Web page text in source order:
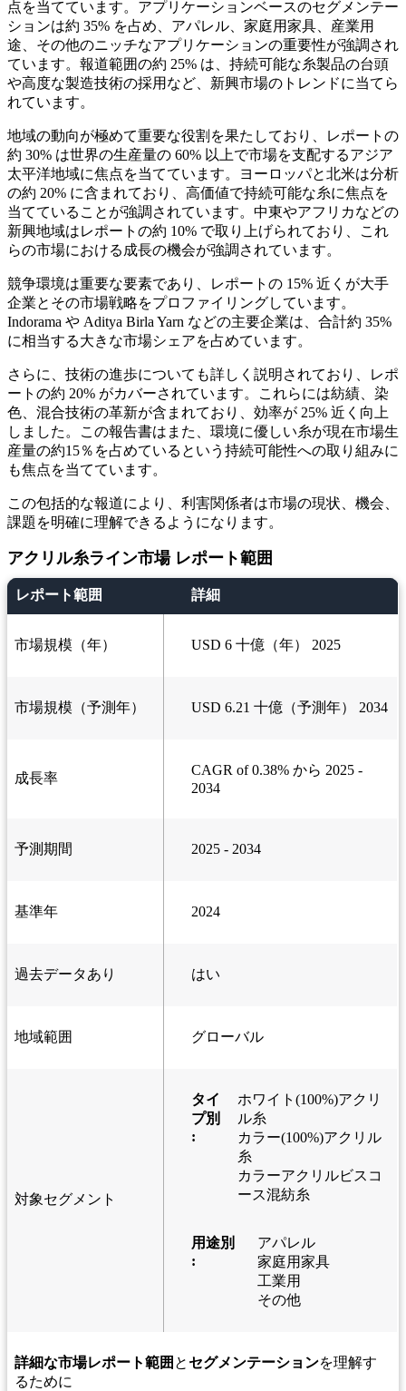
点を当てています。アプリケーションベースのセグメンテー
ションは約 35% を占め、アパレル、家庭用家具、産業用
途、その他のニッチなアプリケーションの重要性が強調され
ています。報道範囲の約 25% は、持続可能な糸製品の台頭
や高度な製造技術の採用など、新興市場のトレンドに当てら
れています。
地域の動向が極めて重要な役割を果たしており、レポートの
約 30% は世界の生産量の 60% 以上で市場を支配するアジア
太平洋地域に焦点を当てています。ヨーロッパと北米は分析
の約 20% に含まれており、高価値で持続可能な糸に焦点を
当てていることが強調されています。中東やアフリカなどの
新興地域はレポートの約 10% で取り上げられており、これ
らの市場における成長の機会が強調されています。
競争環境は重要な要素であり、レポートの 15% 近くが大手
企業とその市場戦略をプロファイリングしています。
Indorama や Aditya Birla Yarn などの主要企業は、合計約 35%
に相当する大きな市場シェアを占めています。
さらに、技術の進歩についても詳しく説明されており、レポ
ートの約 20% がカバーされています。これらには紡績、染
色、混合技術の革新が含まれており、効率が 25% 近く向上
しました。この報告書はまた、環境に優しい糸が現在市場生
産量の約15％を占めているという持続可能性への取り組みに
も焦点を当てています。
この包括的な報道により、利害関係者は市場の現状、機会、
課題を明確に理解できるようになります。
アクリル糸ライン市場 レポート範囲
レポート範囲 詳細
市場規模（年） USD 6 十億（年） 2025
市場規模（予測年） USD 6.21 十億（予測年） 2034
成長率
CAGR of 0.38% から 2025 -
2034
予測期間 2025 - 2034
基準年 2024
過去データあり はい
地域範囲 グローバル
対象セグメント
タイ
プ別
:
ホワイト(100%)アクリ
ル糸
カラー(100%)アクリル
糸
カラーアクリルビスコ
ース混紡糸
用途別
:
アパレル
家庭用家具
工業用
その他
詳細な市場レポート範囲 と セグメンテーションを理解す
るために